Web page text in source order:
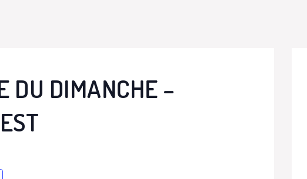
DU DIMANCHE –